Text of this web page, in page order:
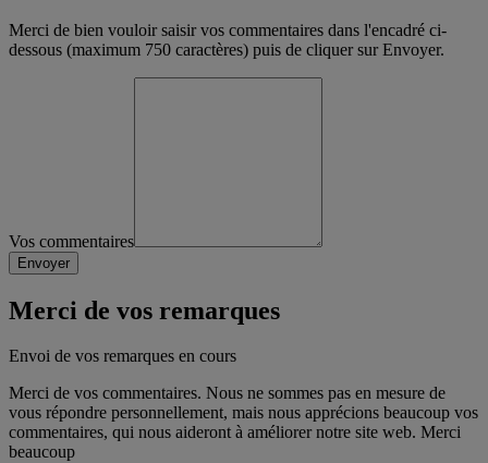
Merci de bien vouloir saisir vos commentaires dans l'encadré ci-
dessous (maximum 750 caractères) puis de cliquer sur Envoyer.
Vos commentaires
Merci de vos remarques
Envoi de vos remarques en cours
Merci de vos commentaires. Nous ne sommes pas en mesure de
vous répondre personnellement, mais nous apprécions beaucoup vos
commentaires, qui nous aideront à améliorer notre site web. Merci
beaucoup